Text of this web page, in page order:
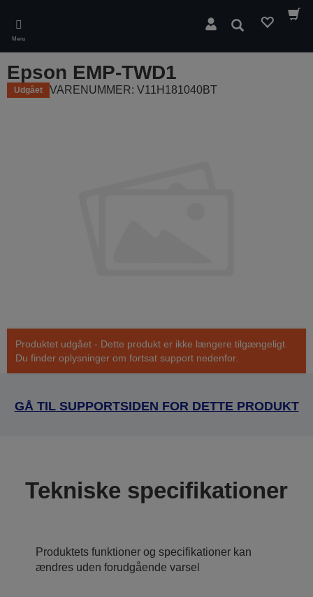
main
content
Menu
Søg
Epson EMP-TWD1
Udgået VARENUMMER: V11H181040BT
Produktet udgået - Dette produkt er ikke længere tilgængeligt.
Du finder oplysninger om fortsat support nedenfor.
GÅ TIL SUPPORTSIDEN FOR DETTE PRODUKT
Tekniske specifikationer
Produktets funktioner og specifikationer kan
ændres uden forudgående varsel